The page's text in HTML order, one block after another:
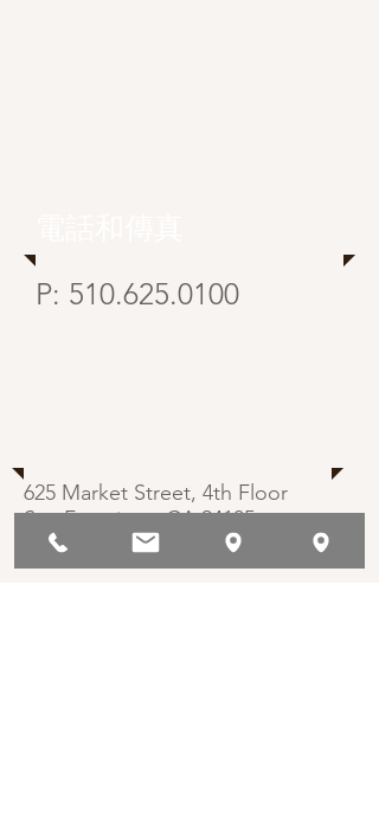
P: 510.625.0100
625 Market Street, 4th Floor
San Francisco, CA 94105